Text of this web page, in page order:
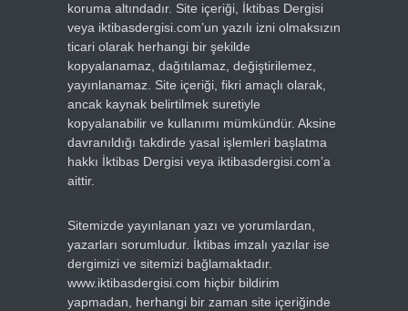
koruma altındadır. Site içeriği, İktibas Dergisi
veya iktibasdergisi.com’un yazılı izni olmaksızın
ticari olarak herhangi bir şekilde
kopyalanamaz, dağıtılamaz, değiştirilemez,
yayınlanamaz. Site içeriği, fikri amaçlı olarak,
ancak kaynak belirtilmek suretiyle
kopyalanabilir ve kullanımı mümkündür. Aksine
davranıldığı takdirde yasal işlemleri başlatma
hakkı İktibas Dergisi veya iktibasdergisi.com’a
aittir.
Sitemizde yayınlanan yazı ve yorumlardan,
yazarları sorumludur. İktibas imzalı yazılar ise
dergimizi ve sitemizi bağlamaktadır.
www.iktibasdergisi.com hiçbir bildirim
yapmadan, herhangi bir zaman site içeriğinde